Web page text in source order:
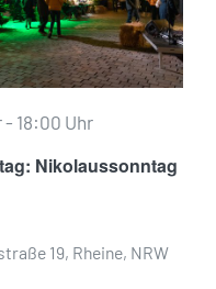
Nikolaussonntag
- 18:00 Uhr
19, Rheine, NRW